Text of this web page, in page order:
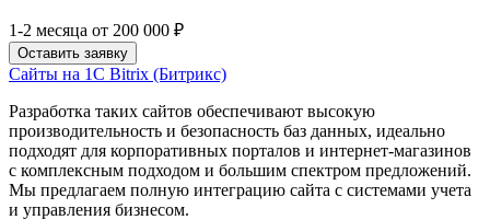
1-2 месяца от 200 000 ₽
Оставить заявку
Сайты на 1C Bitrix (Битрикс)
Разработка таких сайтов обеспечивают высокую
производительность и безопасность баз данных, идеально
подходят для корпоративных порталов и интернет-магазинов
с комплексным подходом и большим спектром предложений.
Мы предлагаем полную интеграцию сайта с системами учета
и управления бизнесом.